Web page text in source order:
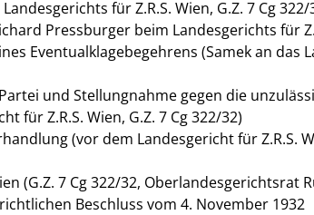
für Z.R.S. Wien, G.Z. 7 Cg 322/
Pressburger beim Landesgerichts für
Eventualklagebegehrens (Samek an das
und Stellungnahme gegen die
für Z.R.S. Wien, G.Z. 7 Cg 322/32)
(vor dem Landesgericht für Z.R.S.
(G.Z. 7 Cg 322/32, Oberlandesgerichtsrat
Beschluss vom 4. November 1932